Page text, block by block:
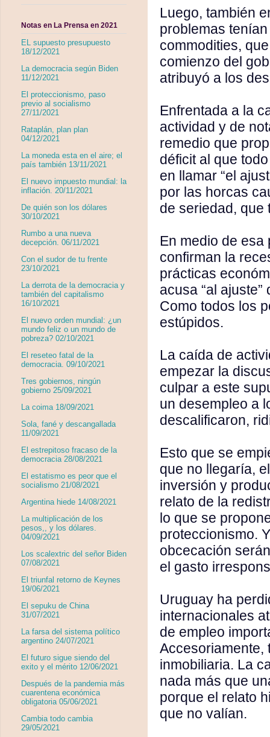
Luego, también
problemas
commodities,
comienzo del
atribuyó a los
Enfrentada a la
actividad y de
remedio que
déficit al que
en llamar “el
por las horcas
de seriedad, que
En medio de
confirman la
prácticas
acusa “al
Como todos los
estúpidos.
La caída de
empezar la
culpar a este
un desempleo a
descalificaron,
Esto que se
que no llegaría,
inversión y
relato de la
lo que se
proteccionismo.
obcecación
el gasto
Uruguay ha
internacionales
de empleo
Accesoriamente,
inmobiliaria. La
nada más que
porque el relato
que no valían.
Notas en La Prensa en 2021
EL supuesto presupuesto
18/12/2021
La democracia según Biden
11/12/2021
El proteccionismo, paso
previo al socialismo
27/11/2021
Rataplán, plan plan
04/12/2021
La moneda esta en el aire; el
país también 13/11/2021
El nuevo impuesto mundial: la
inflación. 20/11/2021
De quién son los dólares
30/10/2021
Rumbo a una nueva
decepción. 06/11/2021
Con el sudor de tu frente
23/10/2021
La derrota de la democracia y
también del capitalismo
16/10/2021
El nuevo orden mundial: ¿un
mundo feliz o un mundo de
pobreza? 02/10/2021
El reseteo fatal de la
democracia. 09/10/2021
Tres gobiernos, ningún
gobierno 25/09/2021
La coima 18/09/2021
Sola, fané y descangallada
11/09/2021
El estrepitoso fracaso de la
democracia 28/08/2021
El estatismo es peor que el
socialismo 21/08/2021
Argentina hiede 14/08/2021
La multiplicación de los
pesos,, y los dólares.
04/09/2021
Los scalextric del señor Biden
07/08/2021
El triunfal retorno de Keynes
19/06/2021
El sepuku de China
31/07/2021
La farsa del sistema político
argentino 24/07/2021
El futuro sigue siendo del
exito y el mérito 12/06/2021
Después de la pandemia más
cuarentena económica
obligatoria 05/06/2021
Cambia todo cambia
29/05/2021